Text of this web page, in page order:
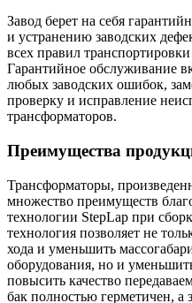
Завод берет на себя
и устранению заводских
всех правил
Гарантийное обслуживание
любых заводских ошибок,
проверку и исправление
трансформаторов.
Преимущества
Трансформаторы,
множество преимуществ
технологии StepLap при
технология позволяет не
хода и уменьшить
оборудования, но и
повысить качество
бак полностью герметичен, а